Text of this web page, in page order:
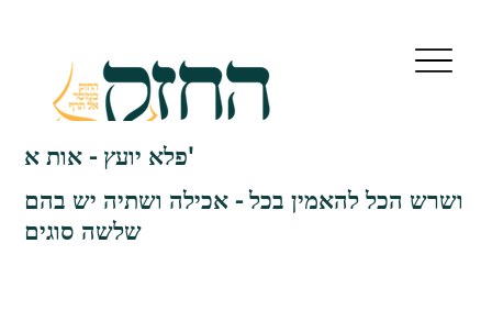
פלא יועץ - אות א'
ושרש הכל להאמין בכל - אכילה ושתיה יש בהם
שלשה סוגים